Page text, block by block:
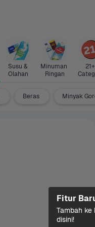
Susu &
Olahan
Minuman
Ringan
21+
Beras Minyak
Fitur
Tambah ke
disini!